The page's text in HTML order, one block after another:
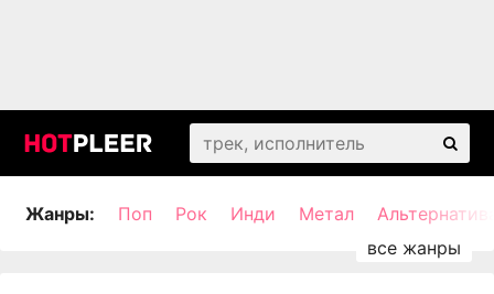
Жанры: Поп Рок Инди Метал